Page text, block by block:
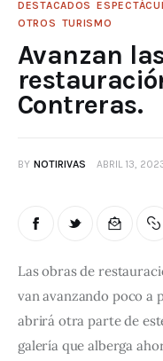
DESTACADOS
OTROS TURISMO
Avanzan
Contreras.
BY NOTIRIVAS ABRIL 13,
Las obras de
van avanzando poco a
abrirá otra parte de
galería que alberga